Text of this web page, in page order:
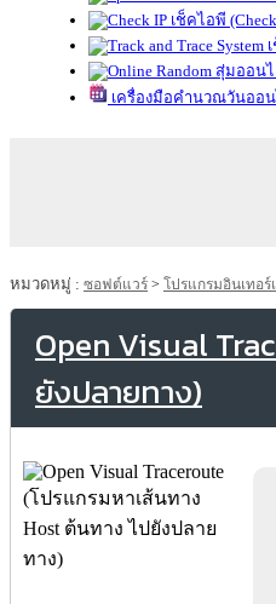
เช็คไอพี
สุ่มออน
เครื่องมือคำนวณวันออ
หมวดหมู่ : ซอฟต์แวร์ > โปรแกรมอินเทอร์
Open Visual
ยังปลายทาง)